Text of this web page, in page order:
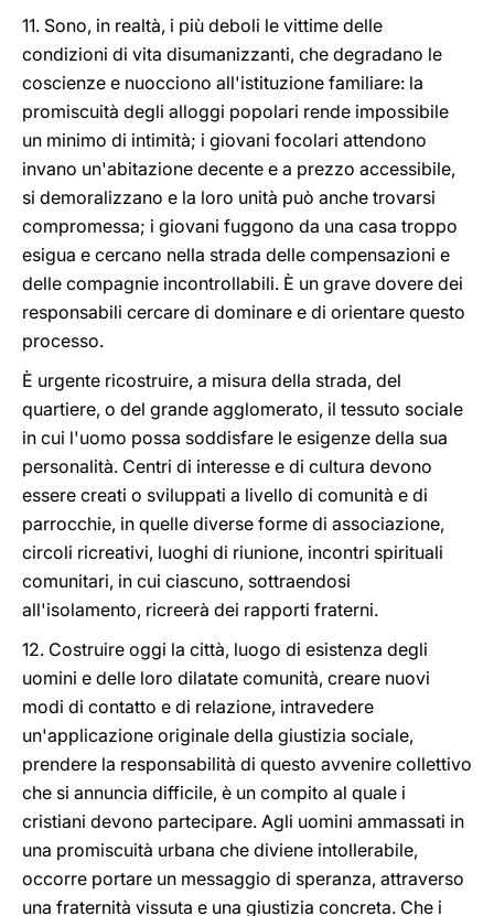
11. Sono, in realtà, i più deboli le vittime delle
condizioni di vita disumanizzanti, che degradano le
coscienze e nuocciono all'istituzione familiare: la
promiscuità degli alloggi popolari rende impossibile
un minimo di intimità; i giovani focolari attendono
invano un'abitazione decente e a prezzo accessibile,
si demoralizzano e la loro unità può anche trovarsi
compromessa; i giovani fuggono da una casa troppo
esigua e cercano nella strada delle compensazioni e
delle compagnie incontrollabili. È un grave dovere dei
responsabili cercare di dominare e di orientare questo
processo.
È urgente ricostruire, a misura della strada, del
quartiere, o del grande agglomerato, il tessuto sociale
in cui l'uomo possa soddisfare le esigenze della sua
personalità. Centri di interesse e di cultura devono
essere creati o sviluppati a livello di comunità e di
parrocchie, in quelle diverse forme di associazione,
circoli ricreativi, luoghi di riunione, incontri spirituali
comunitari, in cui ciascuno, sottraendosi
all'isolamento, ricreerà dei rapporti fraterni.
12. Costruire oggi la città, luogo di esistenza degli
uomini e delle loro dilatate comunità, creare nuovi
modi di contatto e di relazione, intravedere
un'applicazione originale della giustizia sociale,
prendere la responsabilità di questo avvenire collettivo
che si annuncia difficile, è un compito al quale i
cristiani devono partecipare. Agli uomini ammassati in
una promiscuità urbana che diviene intollerabile,
occorre portare un messaggio di speranza, attraverso
una fraternità vissuta e una giustizia concreta. Che i